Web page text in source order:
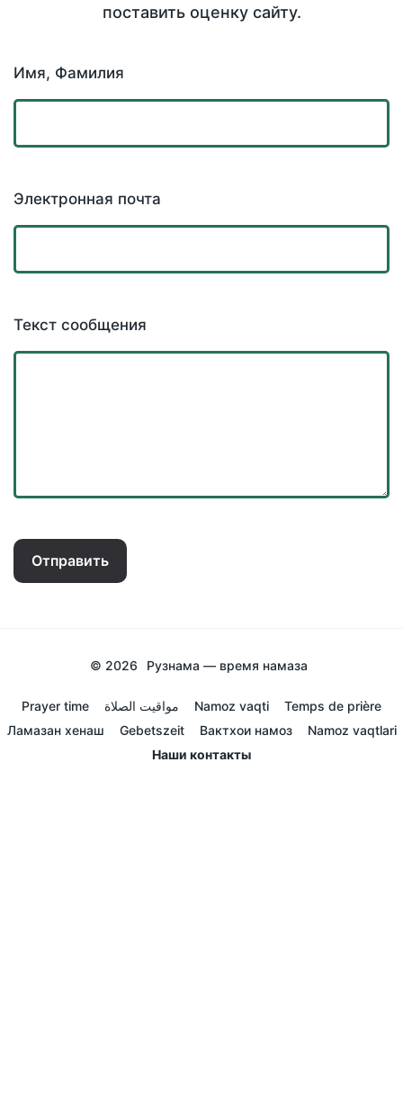
поставить оценку сайту.
Имя, Фамилия
Электронная почта
Текст сообщения
Отправить
© 2026 Рузнама — время намаза
Prayer time مواقيت الصلاة Namoz vaqti
Temps de prière
Ламазан хенаш
Gebetszeit Вактхои намоз
Namoz vaqtlari
Наши контакты